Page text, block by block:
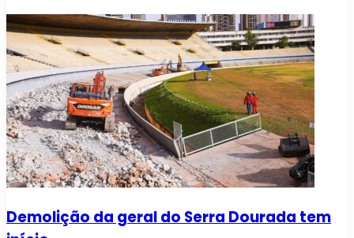
Demolição da geral do Serra Dourada tem